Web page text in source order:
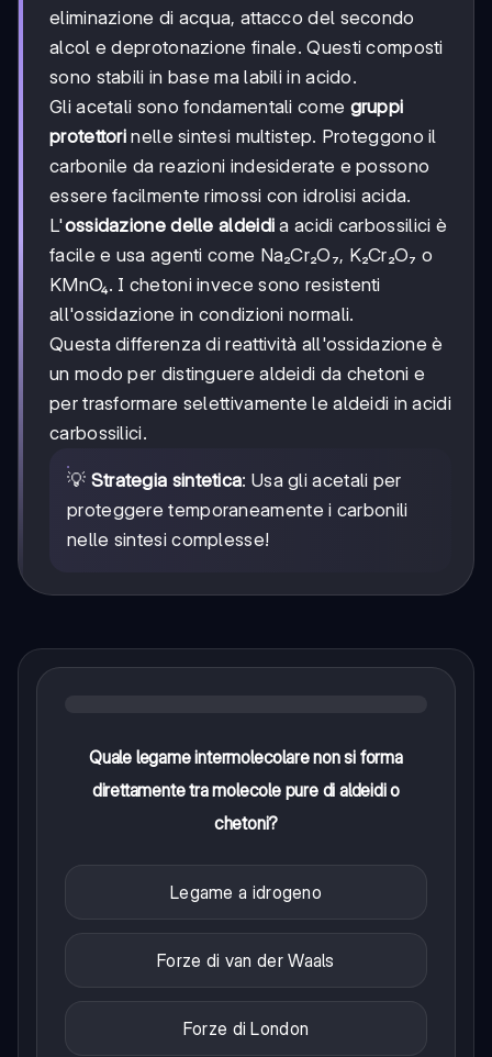
eliminazione di acqua, attacco del secondo
alcol e deprotonazione finale. Questi composti
sono stabili in base ma labili in acido.
Gli acetali sono fondamentali come gruppi
protettori nelle sintesi multistep. Proteggono il
carbonile da reazioni indesiderate e possono
essere facilmente rimossi con idrolisi acida.
L'ossidazione delle aldeidi a acidi carbossilici è
facile e usa agenti come Na₂Cr₂O₇, K₂Cr₂O₇ o
KMnO₄. I chetoni invece sono resistenti
all'ossidazione in condizioni normali.
Questa differenza di reattività all'ossidazione è
un modo per distinguere aldeidi da chetoni e
per trasformare selettivamente le aldeidi in acidi
carbossilici.
💡 Strategia sintetica: Usa gli acetali per
proteggere temporaneamente i carbonili
nelle sintesi complesse!
Quale legame intermolecolare non si forma
direttamente tra molecole pure di aldeidi o
chetoni?
Legame a idrogeno
Forze di van der Waals
Forze di London